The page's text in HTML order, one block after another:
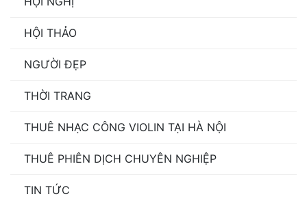
HỘI THẢO
NGƯỜI ĐẸP
THỜI TRANG
THUÊ NHẠC CÔNG VIOLIN TẠI HÀ NỘI
THUÊ PHIÊN DỊCH CHUYÊN NGHIỆP
TIN TỨC